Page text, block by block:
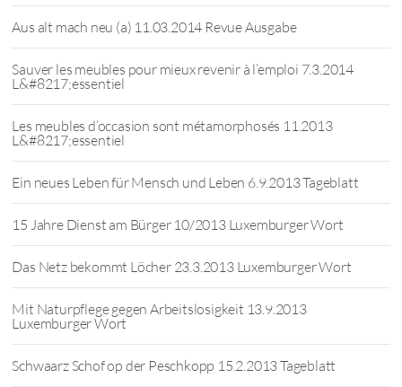
Aus alt mach neu (a) 11.03.2014 Revue Ausgabe
Sauver les meubles pour mieux revenir à l’emploi 7.3.2014
L&#8217;essentiel
Les meubles d’occasion sont métamorphosés 11.2013
L&#8217;essentiel
Ein neues Leben für Mensch und Leben 6.9.2013 Tageblatt
15 Jahre Dienst am Bürger 10/2013 Luxemburger Wort
Das Netz bekommt Löcher 23.3.2013 Luxemburger Wort
Mit Naturpflege gegen Arbeitslosigkeit 13.9.2013
Luxemburger Wort
Schwaarz Schof op der Peschkopp 15.2.2013 Tageblatt